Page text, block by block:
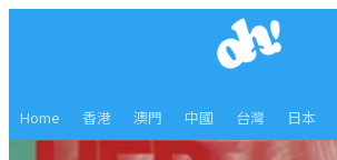
Home 香港 澳門 中國 台灣 日本